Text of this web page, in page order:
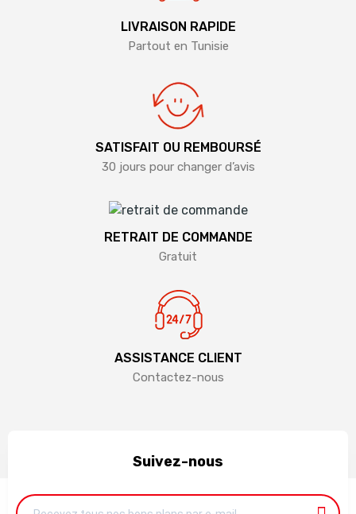
LIVRAISON RAPIDE
Partout en Tunisie
SATISFAIT OU REMBOURSÉ
30 jours pour changer d’avis
RETRAIT DE COMMANDE
Gratuit
ASSISTANCE CLIENT
Contactez-nous
Suivez-nous